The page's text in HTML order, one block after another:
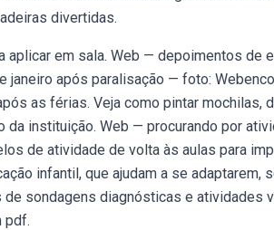
divertidas.
aplicar em sala. Web — depoimentos de
janeiro após paralisação — foto:
as férias. Veja como pintar
da instituição. Web — procurando por
de atividade de volta às aulas para
infantil, que ajudam a se
sondagens diagnósticas e atividades
pdf.